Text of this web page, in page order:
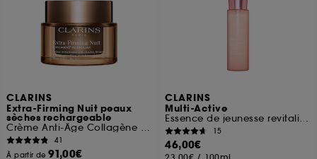
CLARINS
Extra-Firming Nuit peaux
sèches rechargeable
Crème Anti-Âge Collagène fermeté
41
À partir de91,00€
CLARINS
Multi-Active
Essence de jeunesse revitalisante
15
46,00€